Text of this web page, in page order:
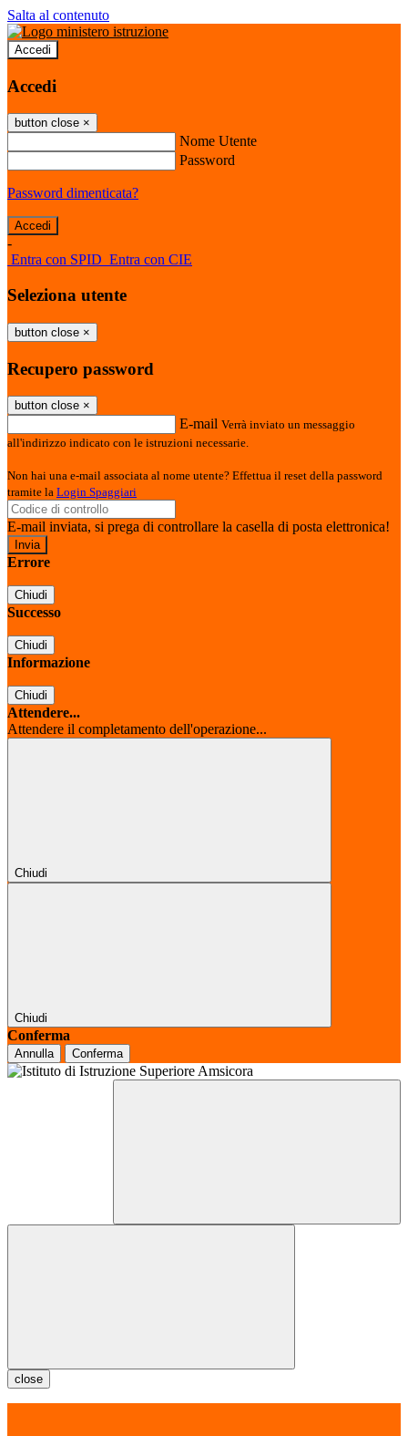
Salta al contenuto
Accedi
Accedi
button close ×
Nome Utente
Password
Password dimenticata?
-
Entra con SPID Entra con CIE
Seleziona utente
button close ×
Recupero password
button close ×
E-mail Verrà inviato un messaggio
all'indirizzo indicato con le istruzioni necessarie.
Non hai una e-mail associata al nome utente? Effettua il reset della password
tramite la Login Spaggiari
E-mail inviata, si prega di controllare la casella di posta elettronica!
Errore
Chiudi
Successo
Chiudi
Informazione
Chiudi
Attendere...
Attendere il completamento dell'operazione...
Chiudi
Chiudi
Conferma
Annulla Conferma
close